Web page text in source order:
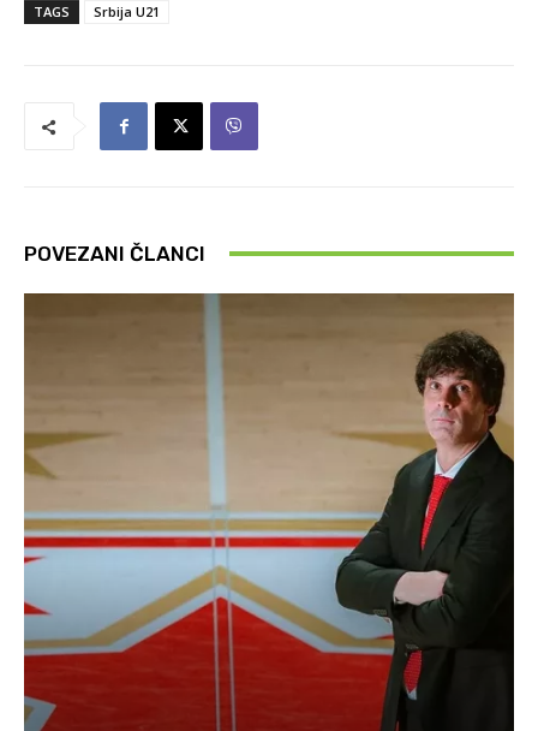
TAGS Srbija U21
POVEZANI ČLANCI